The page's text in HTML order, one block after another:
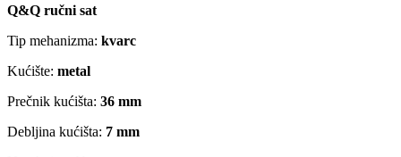
Q&Q ručni sat
Tip mehanizma: kvarc
Kućište: metal
Prečnik kućišta: 36 mm
Debljina kućišta: 7 mm